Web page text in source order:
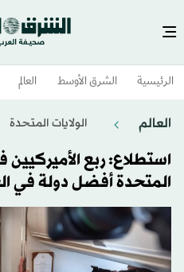
الرئيسية الشرق الأوسط​ العالم
العالم الولايات المتحدة​
استطلاع: ربع الأميركيين
المتحدة أفضل دولة في